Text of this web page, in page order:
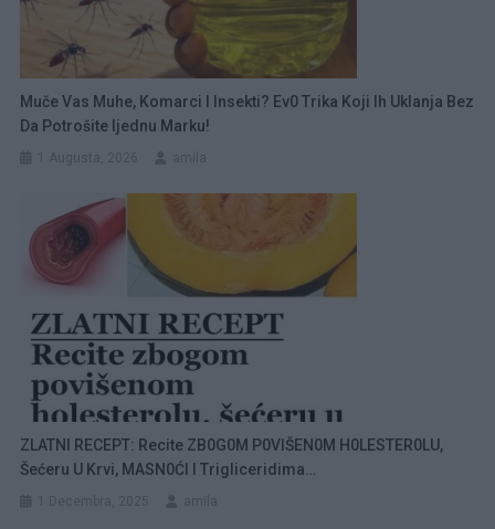
Muče Vas Muhe, Komarci I Insekti? Ev0 Trika Koji Ih Uklanja Bez
Da Potrošite Ijednu Marku!
ZLATNI RECEPT: Recite ZB0G0M P0VIŠEN0M H0LESTER0LU,
Šećeru U Krvi, MASN0ĆI I Trigliceridima…